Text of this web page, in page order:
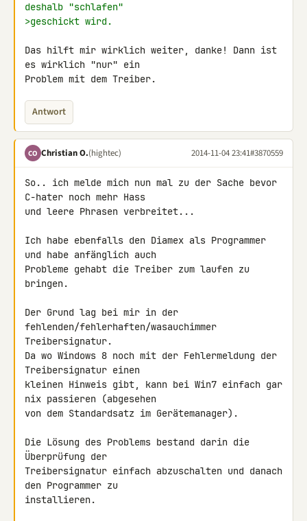
deshalb "schlafen"
>geschickt wird.
Das hilft mir wirklich weiter, danke! Dann ist
es wirklich "nur" ein
Problem mit dem Treiber.
Antwort
CO Christian O.(hightec) 2014-11-04 23:41#3870559
So.. ich melde mich nun mal zu der Sache bevor
C-hater noch mehr Hass
und leere Phrasen verbreitet...
Ich habe ebenfalls den Diamex als Programmer
und habe anfänglich auch
Probleme gehabt die Treiber zum laufen zu
bringen.
Der Grund lag bei mir in der
fehlenden/fehlerhaften/wasauchimmer
Treibersignatur.
Da wo Windows 8 noch mit der Fehlermeldung der
Treibersignatur einen
kleinen Hinweis gibt, kann bei Win7 einfach gar
nix passieren (abgesehen
von dem Standardsatz im Gerätemanager).
Die Lösung des Problems bestand darin die
Überprüfung der
Treibersignatur einfach abzuschalten und danach
den Programmer zu
installieren.